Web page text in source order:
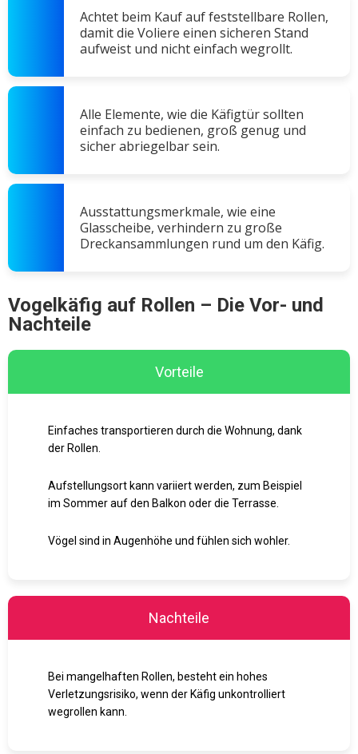
Achtet beim Kauf auf feststellbare Rollen,
damit die Voliere einen sicheren Stand
aufweist und nicht einfach wegrollt.
Alle Elemente, wie die Käfigtür sollten
einfach zu bedienen, groß genug und
sicher abriegelbar sein.
Ausstattungsmerkmale, wie eine
Glasscheibe, verhindern zu große
Dreckansammlungen rund um den Käfig.
Vogelkäfig auf Rollen – Die Vor- und
Nachteile
Vorteile
Einfaches transportieren durch die Wohnung, dank
der Rollen.
Aufstellungsort kann variiert werden, zum Beispiel
im Sommer auf den Balkon oder die Terrasse.
Vögel sind in Augenhöhe und fühlen sich wohler.
Nachteile
Bei mangelhaften Rollen, besteht ein hohes
Verletzungsrisiko, wenn der Käfig unkontrolliert
wegrollen kann.